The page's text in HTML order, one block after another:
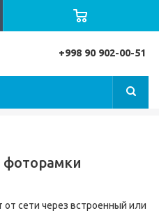
+998 90 902-00-51
сети через встроенный или